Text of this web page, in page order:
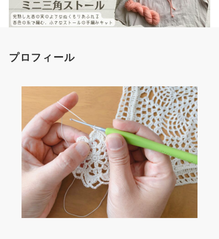
プロフィール